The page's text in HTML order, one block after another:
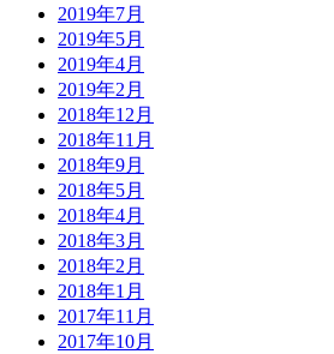
2019年7月
2019年5月
2019年4月
2019年2月
2018年12月
2018年11月
2018年9月
2018年5月
2018年4月
2018年3月
2018年2月
2018年1月
2017年11月
2017年10月